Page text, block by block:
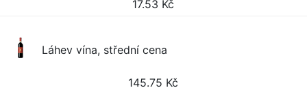
17.53 Kč
Láhev vína, střední cena
145.75 Kč